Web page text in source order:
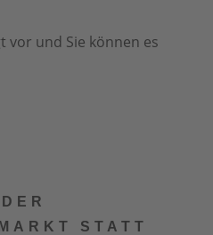
vor und Sie können es
STATT